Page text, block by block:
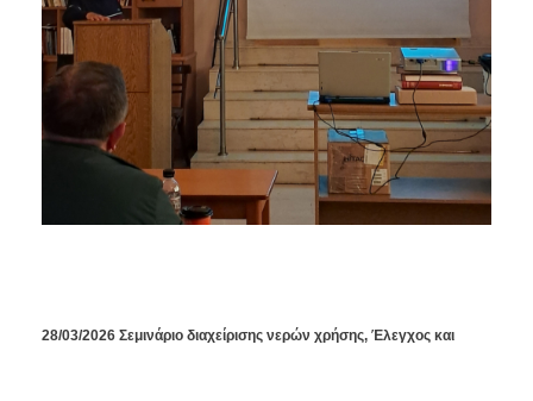
28/03/2026 Σεμινάριο διαχείρισης νερών χρήσης, Έλεγχος και